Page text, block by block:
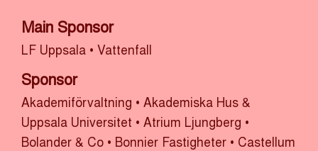
Main Sponsor
LF Uppsala • Vattenfall
Sponsor
Akademiförvaltning • Akademiska Hus &
Uppsala Universitet • Atrium Ljungberg •
Bolander & Co • Bonnier Fastigheter • Castellum